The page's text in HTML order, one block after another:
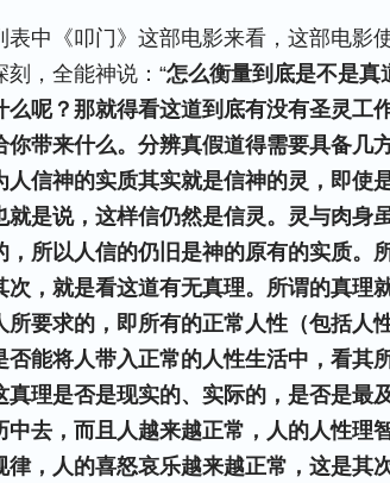
表中《叩门》这部电影来看，这部电影
，全能神说：“怎么衡量到底是不是真
么呢？那就得看这道到底有没有圣灵工
你带来什么。分辨真假道得需要具备几
人信神的实质其实就是信神的灵，即使
就是说，这样信仍然是信灵。灵与肉身
，所以人信的仍旧是神的原有的实质。
次，就是看这道有无真理。所谓的真理
所要求的，即所有的正常人性（包括人
否能将人带入正常的人性生活中，看其
真理是否是现实的、实际的，是否是最
中去，而且人越来越正常，人的人性理
律，人的喜怒哀乐越来越正常，这是其